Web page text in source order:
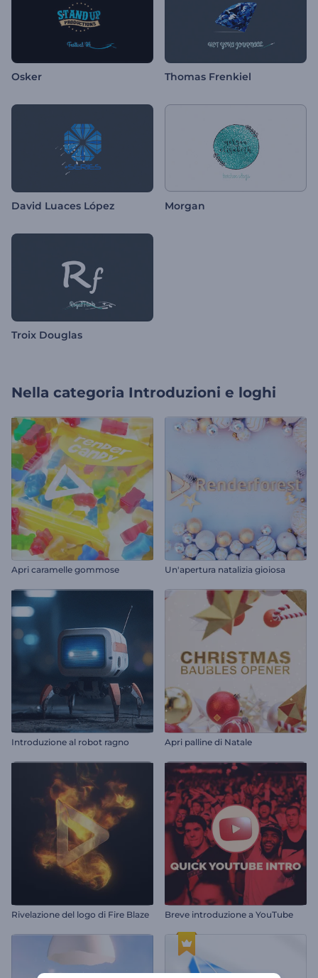
Osker Thomas Frenkiel
David Luaces López Morgan
Troix Douglas
Nella categoria Introduzioni e loghi
Apri caramelle gommose Un'apertura natalizia gioiosa
Introduzione al robot ragno Apri palline di Natale
Rivelazione del logo di Fire Blaze Breve introduzione a YouTube